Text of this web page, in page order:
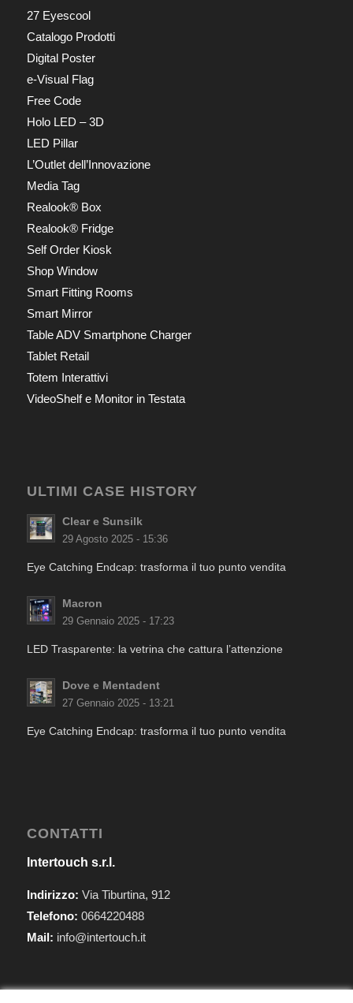
27 Eyescool
Catalogo Prodotti
Digital Poster
e-Visual Flag
Free Code
Holo LED – 3D
LED Pillar
L’Outlet dell’Innovazione
Media Tag
Realook® Box
Realook® Fridge
Self Order Kiosk
Shop Window
Smart Fitting Rooms
Smart Mirror
Table ADV Smartphone Charger
Tablet Retail
Totem Interattivi
VideoShelf e Monitor in Testata
ULTIMI CASE HISTORY
Clear e Sunsilk
29 Agosto 2025 - 15:36
Eye Catching Endcap: trasforma il tuo punto vendita
Macron
29 Gennaio 2025 - 17:23
LED Trasparente: la vetrina che cattura l’attenzione
Dove e Mentadent
27 Gennaio 2025 - 13:21
Eye Catching Endcap: trasforma il tuo punto vendita
CONTATTI
Intertouch s.r.l.
Indirizzo: Via Tiburtina, 912
Telefono: 0664220488
Mail: info@intertouch.it